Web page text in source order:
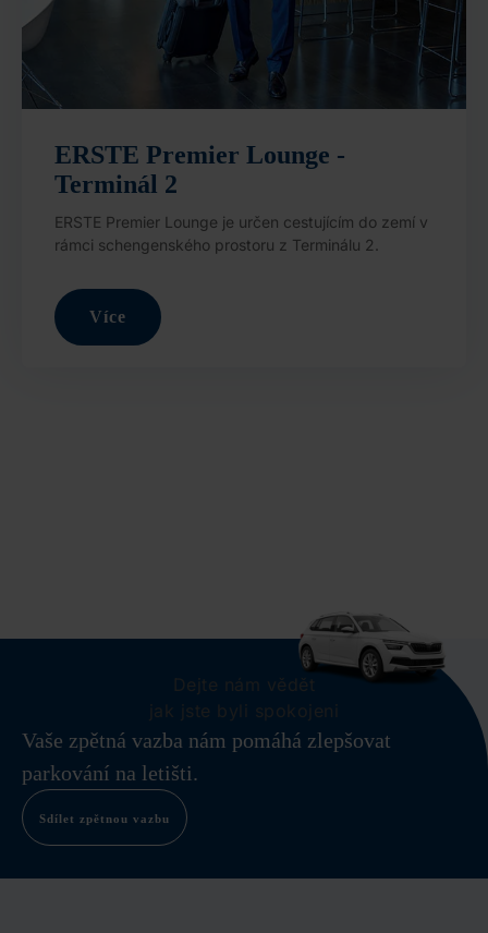
ERSTE Premier Lounge -
Terminál 2
ERSTE Premier Lounge je určen cestujícím do zemí v
rámci schengenského prostoru z Terminálu 2.
Více
Dejte nám vědět
jak jste byli spokojeni
Vaše zpětná vazba nám pomáhá zlepšovat
parkování na letišti.
Sdílet zpětnou vazbu